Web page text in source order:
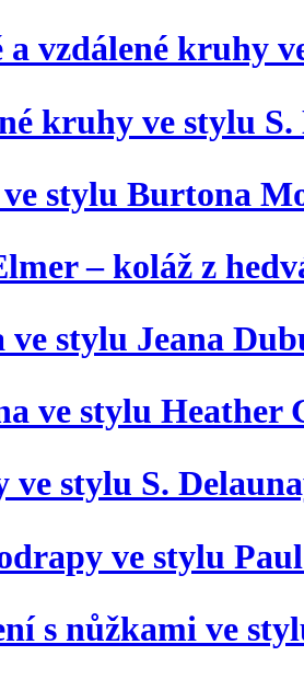
a vzdálené kruhy
kruhy ve stylu S.
ve stylu Burtona
– koláž z
ve stylu Jeana
ve stylu Heather
stylu S.
ve stylu
s nůžkami ve